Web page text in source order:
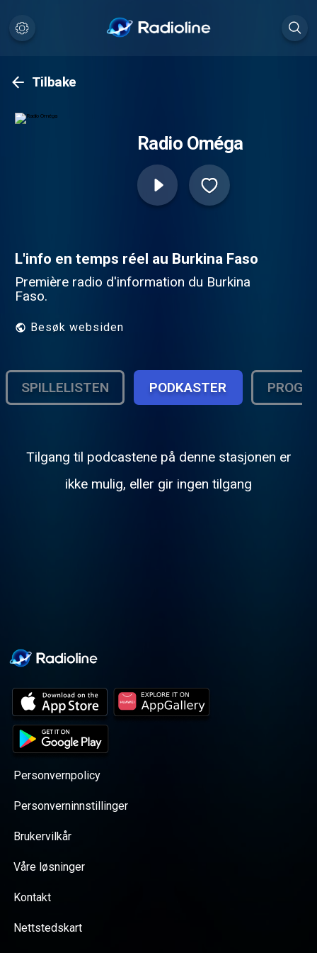
Tilbake
Radio Oméga
L'info en temps réel au Burkina Faso
Première radio d'information du Burkina
Faso.
Besøk websiden
SPILLELISTEN PODKASTER
Tilgang til podcastene på denne stasjonen er
ikke mulig, eller gir ingen tilgang
Personvernpolicy
Personverninnstillinger
Brukervilkår
Våre løsninger
Kontakt
Nettstedskart